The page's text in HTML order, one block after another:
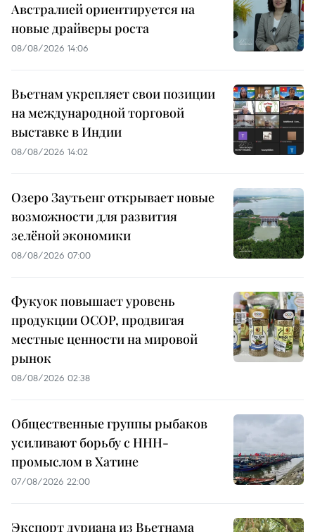
Австралией ориентируется на
новые драйверы роста
08/08/2026 14:06
Вьетнам укрепляет свои позиции
на международной торговой
выставке в Индии
08/08/2026 14:02
Озеро Заутьенг открывает новые
возможности для развития
зелёной экономики
08/08/2026 07:00
Фукуок повышает уровень
продукции OCOP, продвигая
местные ценности на мировой
рынок
08/08/2026 02:38
Общественные группы рыбаков
усиливают борьбу с ННН-
промыслом в Хатине
07/08/2026 22:00
Экспорт дуриана из Вьетнама